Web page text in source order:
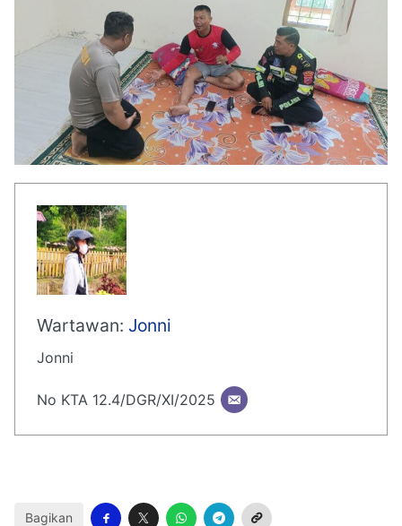
Wartawan: Jonni
Jonni
No KTA 12.4/DGR/XI/2025
Bagikan